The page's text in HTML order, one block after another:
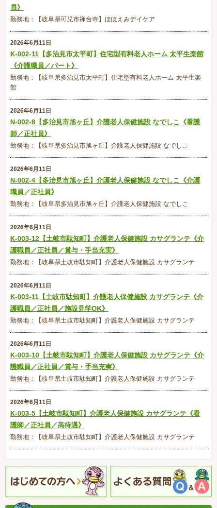
員》
勤務地：【岐阜県可児市禅台寺】ほほえみデイケア
2026年6月11日
K-002-11【多治見市太平町】住宅型有料老人ホーム 太平生楽館
《介護職員／パート》
勤務地：【岐阜県多治見市太平町】住宅型有料老人ホーム 太平生楽
館
2026年6月11日
N-002-8【多治見市旭ヶ丘】介護老人保健施設 なでしこ《看護
師／正社員》
勤務地：【岐阜県多治見市旭ヶ丘】介護老人保健施設 なでしこ
2026年6月11日
N-002-4【多治見市旭ヶ丘】介護老人保健施設 なでしこ《介護
職員／正社員》
勤務地：【岐阜県多治見市旭ヶ丘】介護老人保健施設 なでしこ
2026年6月11日
K-003-12【土岐市駄知町】介護老人保健施設 カサグランテ《介
護職員／正社員／賞与・手当充実》
勤務地：【岐阜県土岐市駄知町】介護老人保健施設 カサグランテ
2026年6月11日
K-003-11【土岐市駄知町】介護老人保健施設 カサグランテ《介
護職員／正社員／施設見学OK》
勤務地：【岐阜県土岐市駄知町】介護老人保健施設 カサグランテ
2026年6月11日
K-003-10【土岐市駄知町】介護老人保健施設 カサグランテ《介
護職員／正社員／賞与・手当充実》
勤務地：【岐阜県土岐市駄知町】介護老人保健施設 カサグランテ
2026年6月11日
K-003-5【土岐市駄知町】介護老人保健施設 カサグランテ《看
護師／正社員／高待遇》
勤務地：【岐阜県土岐市駄知町】介護老人保健施設 カサグランテ